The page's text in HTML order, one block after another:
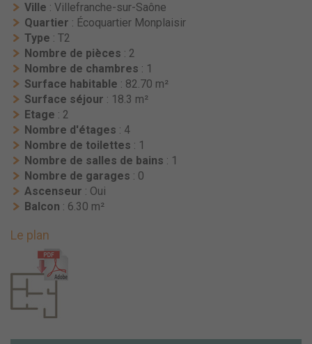
Ville : Villefranche-sur-Saône
Quartier : Écoquartier Monplaisir
Type : T2
Nombre de pièces : 2
Nombre de chambres : 1
Surface habitable : 82.70 m²
Surface séjour : 18.3 m²
Etage : 2
Nombre d'étages : 4
Nombre de toilettes : 1
Nombre de salles de bains : 1
Nombre de garages : 0
Ascenseur : Oui
Balcon : 6.30 m²
Le plan